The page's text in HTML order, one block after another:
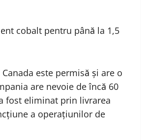
cobalt pentru până la 1,5
este permisă și are o
are nevoie de încă 60
fost eliminat prin livrarea
a operațiunilor de